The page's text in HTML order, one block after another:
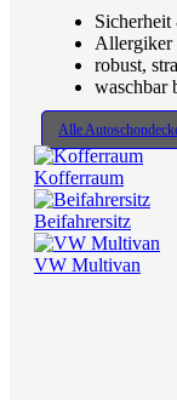
Allergiker
robust,
waschbar
Alle
Kofferraum
Beifahrersitz
VW Multivan